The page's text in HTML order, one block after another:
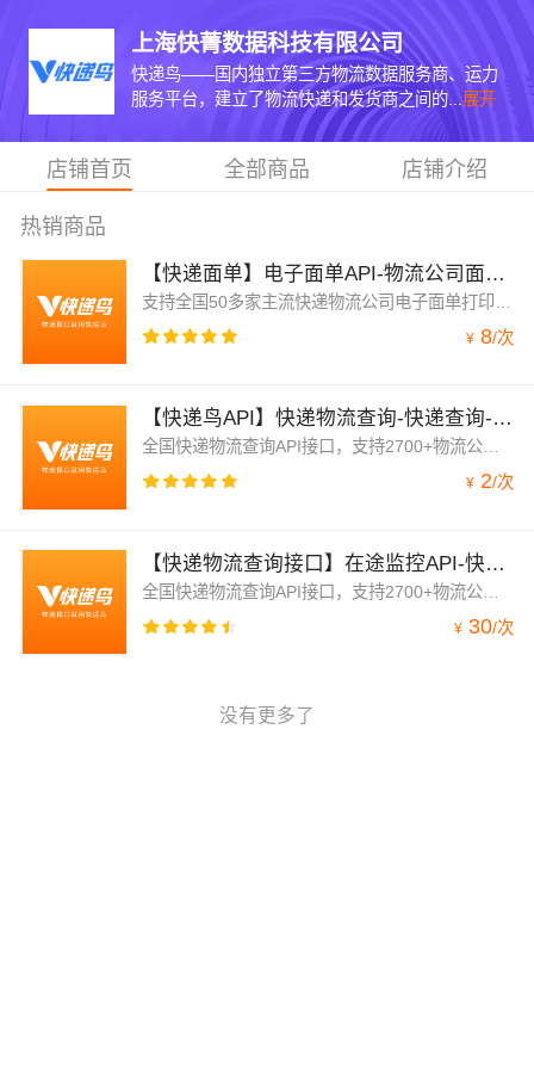
上海快菁数据科技有限公司
快递鸟——国内独立第三方物流数据服务商、运力
服务平台，建立了物流快递和发货商之间的... 展开
店铺首页 全部商品 店铺介绍
热销商品
【快递面单】电子面单API-物流公司面单打印-快递隐私面单API接口
¥ 8/次
【快递鸟API】快递物流查询-快递查询-包裹路由-物流查询-快递轨迹接口-全球快递查询-物流轨迹地图
全国快递物流查询API接口，支持2700+物流公司，覆盖所有的主流快递公司。无需快递编码即可实时获取最新轨迹，供网站、小程序、APP使用。目前服务50万+企业客户使用，快递鸟API接口稳定超可靠！快递物流查询-轨迹信息展示-物流查询接口API-快递轨迹查询-包裹路由-快递查询接口-物流信息展示
¥ 2/次
【快递物流查询接口】在途监控API-快递即时查询-订阅推送获取轨迹-全国物流查询API-快递单号自动识别查询
全国快递物流查询API接口，支持2700+物流公司，覆盖所有的主流快递公司，支持40多种物流链路状态节点。无需快递编码即可实时获取最新轨迹，供网站、小程序、APP使用。目前服务50万+企业客户使用，快递鸟API接口稳定超可靠！快递物流查询-轨迹信息展示-物流查询接口API-快递轨迹查询-包裹路由-快递查询接口-物流信息展示
¥ 30/次
没有更多了